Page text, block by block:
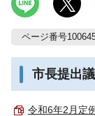
ページ番号
市長提出
令和6年2月定